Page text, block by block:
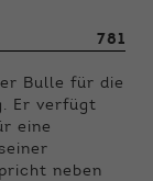
781
Bulle für die
Er verfügt
eine
neben